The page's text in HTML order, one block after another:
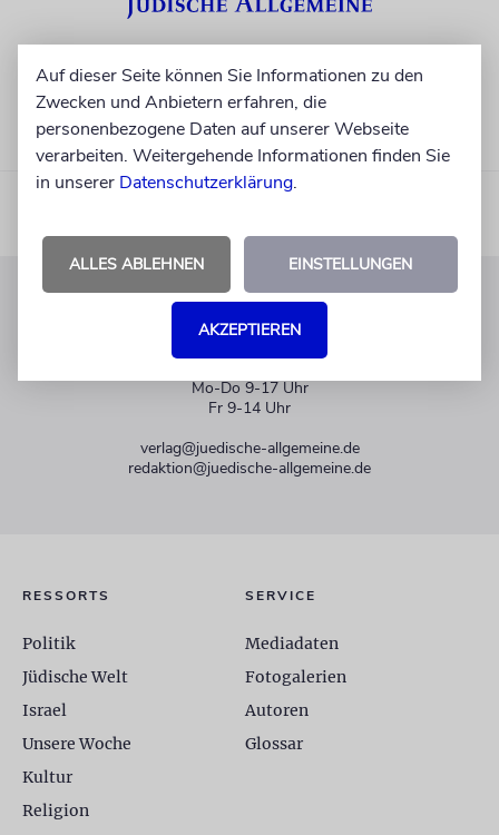
KUNDENSERVICE
Mo-Do 9-17 Uhr
Fr 9-14 Uhr
verlag@juedische-allgemeine.de
redaktion@juedische-allgemeine.de
RESSORTS
Politik
Jüdische Welt
Israel
Unsere Woche
Kultur
Religion
SERVICE
Mediadaten
Fotogalerien
Autoren
Glossar
Auf dieser Seite können Sie Informationen zu den
Zwecken und Anbietern erfahren, die
personenbezogene Daten auf unserer Webseite
verarbeiten. Weitergehende Informationen finden Sie
in unserer Datenschutzerklärung.
ALLES ABLEHNEN EINSTELLUNGEN
AKZEPTIEREN